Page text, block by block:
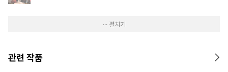
··· 펼치기
관련 작품